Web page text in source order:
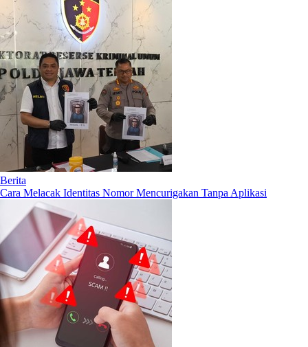
Berita
Cara Melacak Identitas Nomor Mencurigakan Tanpa Aplikasi